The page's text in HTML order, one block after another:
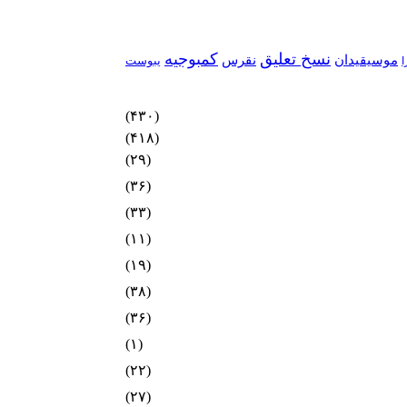
موسیقیدان نسخ تعلیق نقرس کمبوجیه یبوست
(۴۳۰)
(۴۱۸)
(۲۹)
(۳۶)
(۳۳)
(۱۱)
(۱۹)
(۳۸)
(۳۶)
(۱)
(۲۲)
(۲۷)